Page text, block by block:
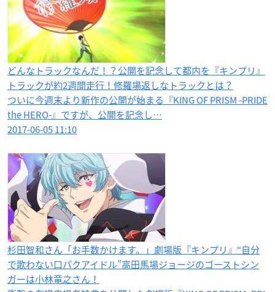
どんなトラックなんだ！？公開を記念して都内を『キンプリ』
トラックが約2週間走行！修羅場返しなトラックとは？
ついに今週末より新作の公開が始まる『KING OF PRISM -PRIDE
the HERO-』ですが、公開を記念し…
2017-06-05 11:10
杉田智和さん「お手数かけます。」劇場版『キンプリ』“自分
で歌わない口パクアイドル”高田馬場ジョージのゴーストシン
ガーは小林竜之さん！